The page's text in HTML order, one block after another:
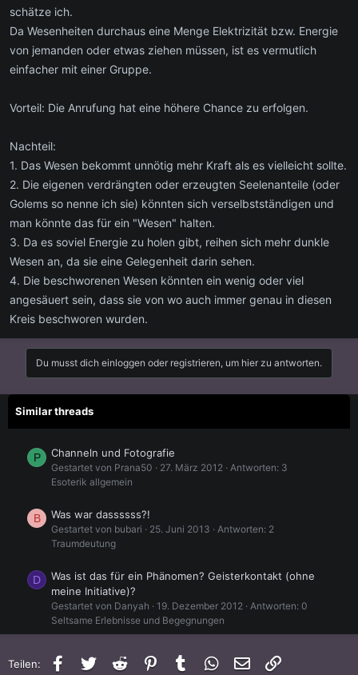
schätze ich.
Da Wesenheiten durchaus eine Menge Elektrizität bzw. Energie
von jemanden oder etwas ziehen müssen, ist es vermutlich
einfacher mit einer Gruppe.
Vorteil: Die Anrufung hat eine höhere Chance zu erfolgen.
Nachteil:
1. Das Wesen bekommt unnötig mehr Kraft als es vielleicht sollte.
2. Die eigenen verdrängten oder erzeugten Seelenanteile (oder
Golems so nenne ich sie) könnten sich verselbstständigen und
man könnte das für ein "Wesen" halten.
3. Da es soviel Energie zu holen gibt, reihen sich mehr dunkle
Wesen an, da sie eine Gelegenheit darin sehen.
4. Die beschworenen Wesen könnten ein wenig oder viel
angesäuert sein, dass sie von wo auch immer genau in diesen
Kreis beschworen wurden.
Du musst dich einloggen oder registrieren, um hier zu antworten.
Similar threads
P Channeln und Fotografie
Gestartet von Prana50 27. März 2012 Antworten: 3
Esoterik allgemein
B Was war dassssss?!
Gestartet von bubari 25. Juni 2013
Antworten: 2
Traumdeutung
D
Was ist das für ein Phänomen? Geisterkontakt (ohne
meine Initiative)?
Gestartet von Danyah 19. Dezember 2012
Antworten: 0
Seltsame Erlebnisse und Begegnungen
Bombardierung im Traum! Was bedeutet das?
Gestartet von Milli86 9. Dezember 2012
Antworten: 0
Teilen: FacebookTwitter Reddit PinterestTumblr WhatsApp
E-Mail